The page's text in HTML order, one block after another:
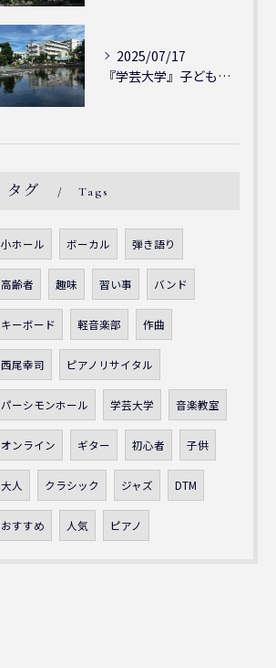
2025/07/17
『学芸大学』子どもには子どもの表現が大切！シェリー・アーツ音...
タグ Tags
小ホール ボーカル 弾き語り
高齢者 趣味 習い事 バンド
キーボード 軽音楽部 作曲
西尾幸司 ピアノリサイタル
パーシモンホール 学芸大学 音楽教室
オンライン ギター 初心者 子供
大人 クラシック ジャズ DTM
おすすめ 人気 ピアノ